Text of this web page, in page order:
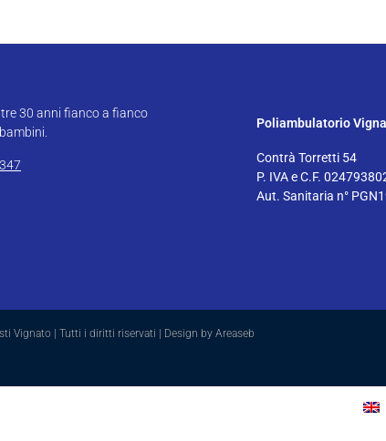
30 anni fianco a fianco
Poliambulatorio
Contrà Torretti 54
P. IVA e C.F.
Aut. Sanitaria n°
Vignato | Tutti i diritti riservati | Design by Areaseb